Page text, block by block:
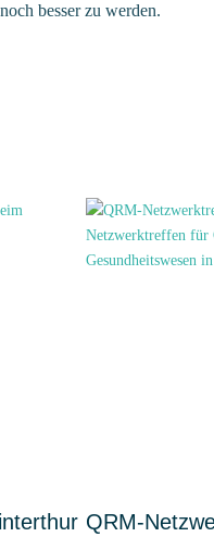
besser zu werden.
QRM-